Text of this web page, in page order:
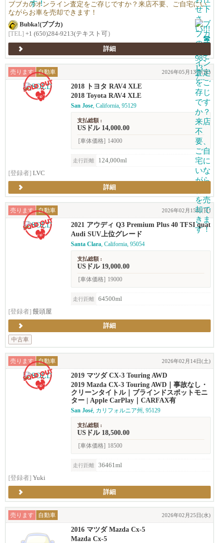
ブブカのオンライン査定をご存じですか？来店不要、ご自宅にい
ながらお車を売却できます！
Bubka!(ブブカ)
[TEL] +1 (650)284-9213(テキスト可）
詳細
売ります 自動車 2026年05月13日(水)
2018 トヨタ RAV4 XLE
2018 Toyota RAV4 XLE
San Jose, California, 95129
支払総額 :
USドル 14,000.00
[車体価格] 14000
走行距離
124,000ml
[登録者] LVC
詳細
売ります 自動車 2026年02月15日(日)
2021 アウディ Q3 Premium Plus 40 TFSI quat
tro (2.0T)
Audi SUV上位グレード
Santa Clara, California, 95054
支払総額 :
USドル 19,000.00
[車体価格] 19000
走行距離
64500ml
[登録者] 饅頭屋
詳細
中古車
売ります 自動車 2026年02月14日(土)
2019 マツダ CX-3 Touring AWD
2019 Mazda CX-3 Touring AWD｜事故なし・
クリーンタイトル｜ブラインドスポットモニ
ター | Apple CarPlay｜CARFAX有
San José, カリフォルニア州, 95129
支払総額 :
USドル 18,500.00
[車体価格] 18500
走行距離
36461ml
[登録者] Yuki
詳細
売ります 自動車 2026年02月25日(水)
2016 マツダ Mazda Cx-5
Mazda Cx-5